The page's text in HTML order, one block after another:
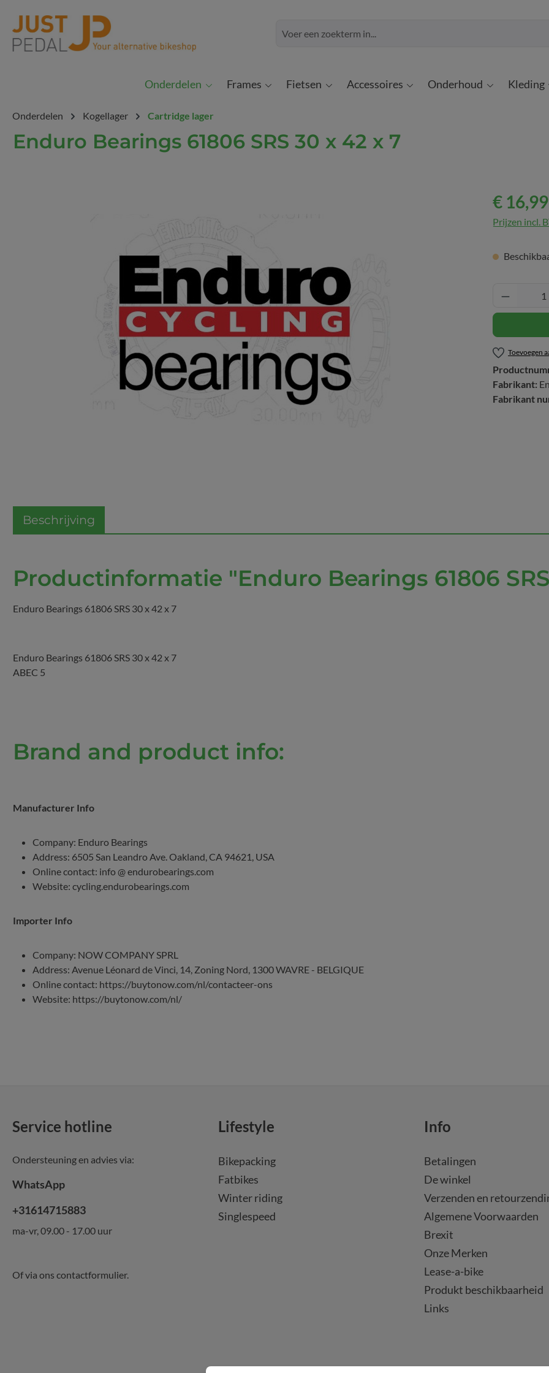
Ga naar de zoekopdracht
Onderdelen Frames Fietsen Accessoires Onderhoud Kleding
Onderdelen Kogellager Cartridge lager
Enduro Bearings 61806 SRS 30 x 42 x 7
€ 16,99
Prijzen incl.
Toevoegen
Fabrikant:
Fabrikant
Beschrijving
Productinformatie "Enduro Bearings 61806
Enduro Bearings 61806 SRS 30 x 42 x 7
Enduro Bearings 61806 SRS 30 x 42 x 7
ABEC 5
Brand and product info:
Manufacturer Info
Company: Enduro Bearings
Address: 6505 San Leandro Ave. Oakland, CA 94621, USA
Online contact: info @ endurobearings.com
Website: cycling.endurobearings.com
Importer Info
Company: NOW COMPANY SPRL
Address: Avenue Léonard de Vinci, 14, Zoning Nord, 1300 WAVRE - BELGIQUE
Online contact: https://buytonow.com/nl/contacteer-ons
Website: https://buytonow.com/nl/
Service hotline
Ondersteuning en advies via:
WhatsApp
+31614715883
ma-vr, 09.00 - 17.00 uur
Of via ons contactformulier.
Lifestyle
Bikepacking
Fatbikes
Winter riding
Singlespeed
Info
Betalingen
De winkel
Verzenden en
Algemene Voorwaarden
Brexit
Onze Merken
Lease-a-bike
Produkt beschikbaarheid
Links